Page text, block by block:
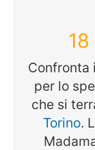
Confronta
per lo
che si
Torino.